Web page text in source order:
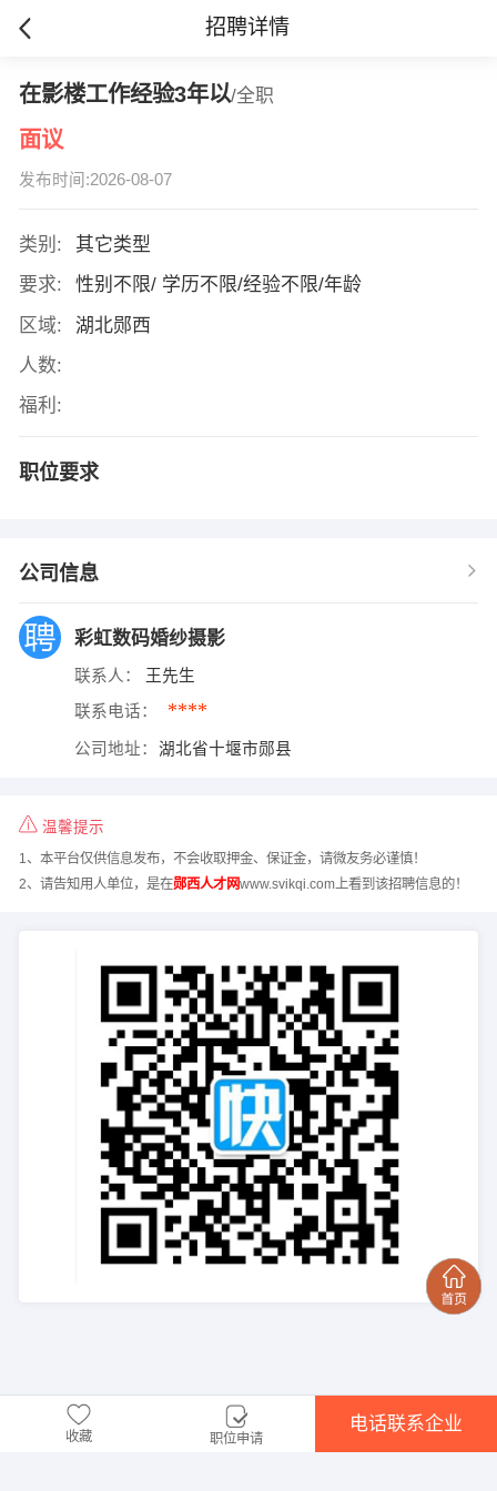
招聘详情
在影楼工作经验3年以/全职
面议
发布时间:2026-08-07
类别:
其它类型
要求:
性别不限/ 学历不限/经验不限/年龄
区域:
湖北郧西
人数:
福利:
职位要求
公司信息
彩虹数码婚纱摄影
联系人： 王先生
联系电话： ****
公司地址： 湖北省十堰市郧县
温馨提示
1、本平台仅供信息发布，不会收取押金、保证金，请微友务必谨慎！
2、请告知用人单位，是在郧西人才网www.svikqi.com上看到该招聘信息的！
收藏 职位申请
电话联系企业